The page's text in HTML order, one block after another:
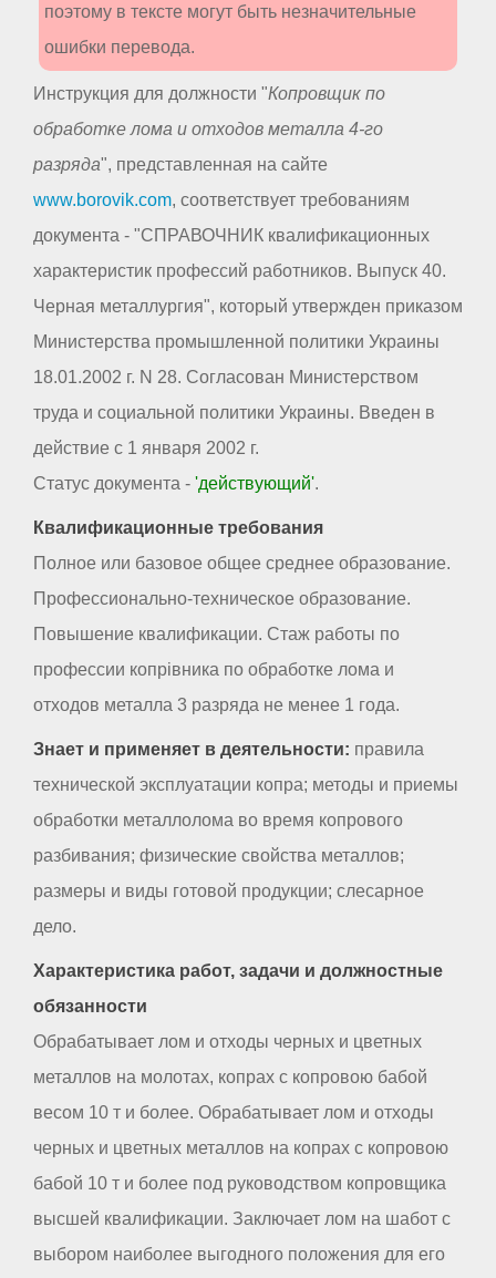
поэтому в тексте могут быть незначительные
ошибки перевода.
Инструкция для должности "Копровщик по
обработке лома и отходов металла 4-го
разряда", представленная на сайте
www.borovik.com, соответствует требованиям
документа - "СПРАВОЧНИК квалификационных
характеристик профессий работников. Выпуск 40.
Черная металлургия", который утвержден приказом
Министерства промышленной политики Украины
18.01.2002 г. N 28. Согласован Министерством
труда и социальной политики Украины. Введен в
действие с 1 января 2002 г.
Статус документа - 'действующий'.
Квалификационные требования
Полное или базовое общее среднее образование.
Профессионально-техническое образование.
Повышение квалификации. Стаж работы по
профессии копрівника по обработке лома и
отходов металла 3 разряда не менее 1 года.
Знает и применяет в деятельности: правила
технической эксплуатации копра; методы и приемы
обработки металлолома во время копрового
разбивания; физические свойства металлов;
размеры и виды готовой продукции; слесарное
дело.
Характеристика работ, задачи и должностные
обязанности
Обрабатывает лом и отходы черных и цветных
металлов на молотах, копрах с копровою бабой
весом 10 т и более. Обрабатывает лом и отходы
черных и цветных металлов на копрах с копровою
бабой 10 т и более под руководством копровщика
высшей квалификации. Заключает лом на шабот с
выбором наиболее выгодного положения для его